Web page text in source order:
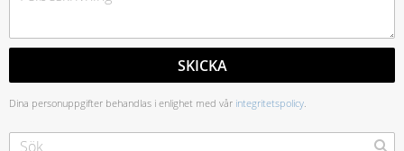
SKICKA
Dina personuppgifter behandlas i enlighet med vår integritetspolicy